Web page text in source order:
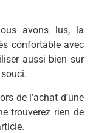
avons lus, la
confortable avec
aussi bien sur
de l’achat d’une
trouverez rien de